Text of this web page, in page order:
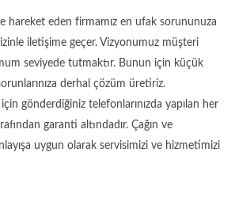
hareket eden firmamız en ufak sorununuza
iletişime geçer. Vizyonumuz müşteri
seviyede tutmaktır. Bunun için küçük
derhal çözüm üretiriz.
gönderdiğiniz telefonlarınızda yapılan her
garanti altındadır. Çağın ve
uygun olarak servisimizi ve hizmetimizi